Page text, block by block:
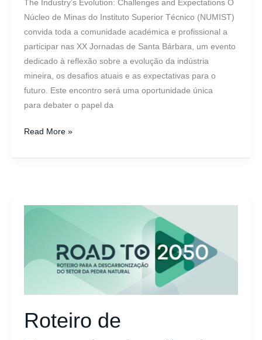
The Industry’s Evolution: Challenges and Expectations O
Núcleo de Minas do Instituto Superior Técnico (NUMIST)
convida toda a comunidade académica e profissional a
participar nas XX Jornadas de Santa Bárbara, um evento
dedicado à reflexão sobre a evolução da indústria
mineira, os desafios atuais e as expectativas para o
futuro. Este encontro será uma oportunidade única
para debater o papel da
Read More »
Roteiro de
Setor
Natural